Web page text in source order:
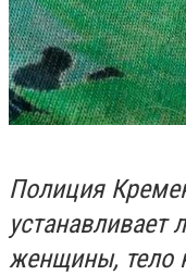
Полиция
устанавливает
женщины, тело